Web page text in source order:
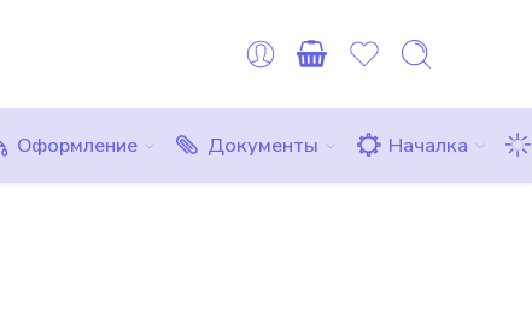
можно сделать картой любого другого банка или
Оформление Документы Началка